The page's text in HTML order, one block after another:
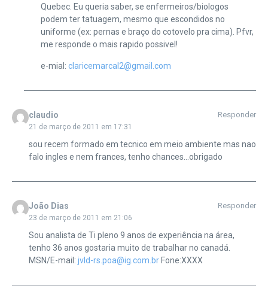
Quebec. Eu queria saber, se enfermeiros/biologos
podem ter tatuagem, mesmo que escondidos no
uniforme (ex: pernas e braço do cotovelo pra cima). Pfvr,
me responde o mais rapido possivel!
e-mial: claricemarcal2@gmail.com
claudio
21 de março de 2011 em 17:31
Responder
sou recem formado em tecnico em meio ambiente mas nao
falo ingles e nem frances, tenho chances…obrigado
João Dias
23 de março de 2011 em 21:06
Responder
Sou analista de Ti pleno 9 anos de experiência na área,
tenho 36 anos gostaria muito de trabalhar no canadá.
MSN/E-mail: jvld-rs.poa@ig.com.brFone:XXXX